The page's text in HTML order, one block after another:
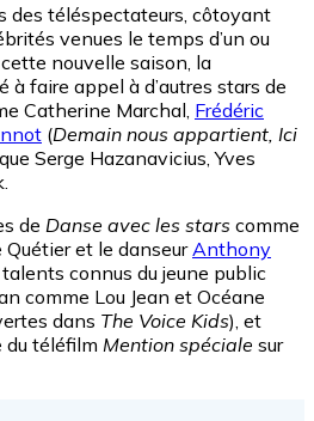
des téléspectateurs, côtoyant
venues le temps d’un ou
nouvelle saison, la
à faire appel à d’autres stars de
Catherine Marchal, Frédéric
(Demain nous appartient, Ici
que Serge Hazanavicius, Yves
de Danse avec les stars comme
Quétier et le danseurAnthony
talents connus du jeune public
comme Lou Jean et Océane
dans The Voice Kids), et
du téléfilm Mention spéciale sur